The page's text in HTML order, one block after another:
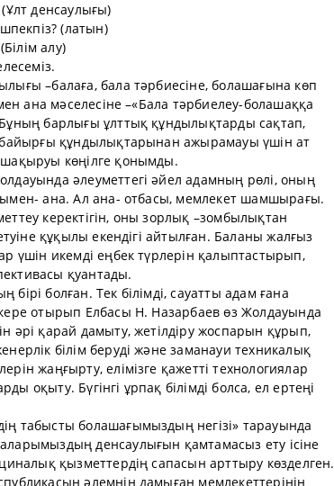
денсаулығы)
(латын)
алу)
–балаға, бала тәрбиесіне, болашағына көп
ана мәселесіне –«Бала тәрбиелеу-болашаққа
барлығы ұлттық құндылықтарды сақтап,
байырғы құндылықтарынан ажырамауы үшін ат
көңілге қонымды.
әлеуметтегі әйел адамның рөлі, оның
ана. Ал ана- отбасы, мемлекет шамшырағы.
керектігін, оны зорлық –зомбылықтан
құқылы екендігі айтылған. Баланы жалғыз
үшін икемді еңбек түрлерін қалыптастырып,
қуантады.
болған. Тек білімді, сауатты адам ғана
отырып Елбасы Н. Назарбаев өз Жолдауында
әрі қарай дамыту, жетілдіру жоспарын құрып,
білім беруді және заманауи техникалық
жаңғырту, елімізге қажетті технологиялар
оқыту. Бүгінгі ұрпақ білімді болса, ел ертеңі
табысты болашағымыздың негізі» тарауында
денсаулығын қамтамасыз ету ісіне
қызметтердің сапасын арттыру көзделген.
әлемнің дамыған мемлекеттерінің